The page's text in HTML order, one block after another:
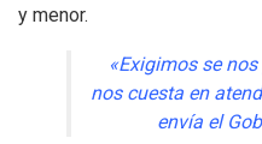
y menor.
«Exigimos se
nos cuesta en
envía el